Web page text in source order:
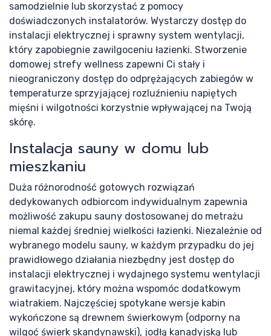
samodzielnie lub skorzystać z pomocy
doświadczonych instalatorów. Wystarczy dostęp do
instalacji elektrycznej i sprawny system wentylacji,
który zapobiegnie zawilgoceniu łazienki. Stworzenie
domowej strefy wellness zapewni Ci stały i
nieograniczony dostęp do odprężających zabiegów w
temperaturze sprzyjającej rozluźnieniu napiętych
mięśni i wilgotności korzystnie wpływającej na Twoją
skórę.
Instalacja sauny w domu lub
mieszkaniu
Duża różnorodność gotowych rozwiązań
dedykowanych odbiorcom indywidualnym zapewnia
możliwość zakupu sauny dostosowanej do metrażu
niemal każdej średniej wielkości łazienki. Niezależnie od
wybranego modelu sauny, w każdym przypadku do jej
prawidłowego działania niezbędny jest dostęp do
instalacji elektrycznej i wydajnego systemu wentylacji
grawitacyjnej, który można wspomóc dodatkowym
wiatrakiem. Najczęściej spotykane wersje kabin
wykończone są drewnem świerkowym (odporny na
wilgoć świerk skandynawski), jodłą kanadyjską lub